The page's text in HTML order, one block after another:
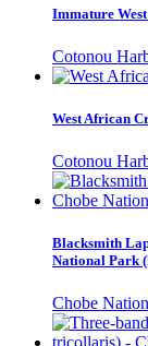
Immature
Cotonou
West African
Cotonou
Blacksmith
National Park
Chobe